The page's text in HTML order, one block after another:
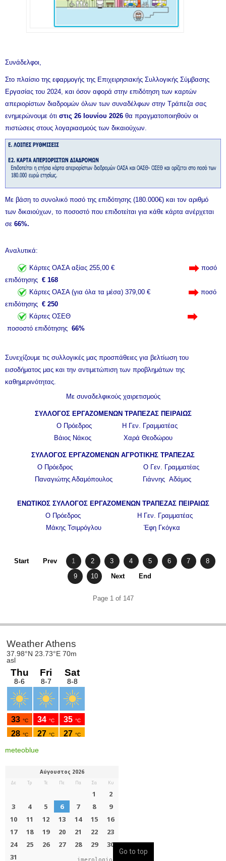
Συνάδελφοι,
Στο πλαίσιο της εφαρμογής της Επιχειρησιακής Συλλογικής Σύμβασης
Εργασίας του 2024, και όσον αφορά στην επιδότηση των καρτών
απεριορίστων διαδρομών όλων των συναδέλφων στην Τράπεζα σας
ενημερώνουμε ότι στις 26 Ιουνίου 2026 θα πραγματοποιηθούν οι
πιστώσεις στους λογαριασμούς των δικαιούχων.
Με βάση το συνολικό ποσό της επιδότησης (180.000€) και τον αριθμό
των δικαιούχων, το ποσοστό που επιδοτείται για κάθε κάρτα ανέρχεται
σε 66%.
Αναλυτικά:
Κάρτες ΟΑΣΑ αξίας 255,00 €
ποσό
επιδότησης € 168
Kάρτες ΟΑΣΑ (για όλα τα μέσα) 379,00 €
ποσό
επιδότησης € 250
Κάρτες ΟΣΕΘ
ποσοστό επιδότησης 66%
Συνεχίζουμε τις συλλογικές μας προσπάθειες για βελτίωση του
εισοδήματος μας και την αντιμετώπιση των προβλημάτων της
καθημερινότητας.
Με συναδελφικούς χαιρετισμούς
ΣΥΛΛΟΓΟΣ ΕΡΓΑΖΟΜΕΝΩΝ ΤΡΑΠΕΖΑΣ ΠΕΙΡΑΙΩΣ
Ο Πρόεδρος Η Γεν. Γραμματέας
Βάιος Νάκος Χαρά Θεοδώρου
ΣΥΛΛΟΓΟΣ ΕΡΓΑΖΟΜΕΝΩΝ ΑΓΡΟΤΙΚΗΣ ΤΡΑΠΕΖΑΣ
Ο Πρόεδρος Ο Γεν. Γραμματέας
Παναγιώτης Αδαμόπουλος Γιάννης Αδάμος
ΕΝΩΤΙΚΟΣ ΣΥΛΛΟΓΟΣ ΕΡΓΑΖΟΜΕΝΩΝ ΤΡΑΠΕΖΑΣ ΠΕΙΡΑΙΩΣ
Ο Πρόεδρος Η Γεν. Γραμματέας
Μάκης Τσιμρόγλου Έφη Γκόγκα
Start Prev 1 2 3 4 5 6 7 8
9 10 Next End
Page 1 of 147
meteoblue
imerologio
Go to top